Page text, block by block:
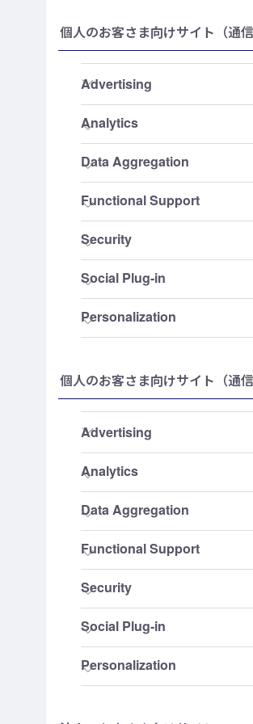
個人のお客さま向けサイト（通信
個人のお客さま向けサイト（通